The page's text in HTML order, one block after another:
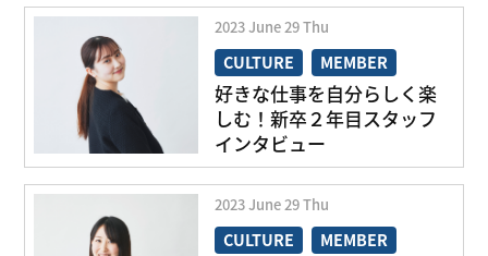
2023June29Thu
CULTURE
MEMBER
日常をお届け
好きな仕事を自分らしく楽
しむ！新卒２年目スタッフ
インタビュー
2023June29Thu
CULTURE
MEMBER